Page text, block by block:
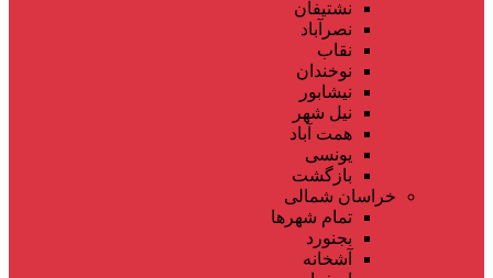
نشتیفان
نصرآباد
نقاب
نوخندان
نیشابور
نیل شهر
همت آباد
یونسی
بازگشت
خراسان شمالی
تمام شهر‌ها
بجنورد
آشخانه